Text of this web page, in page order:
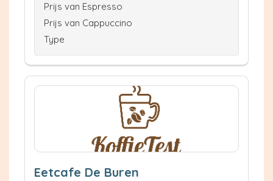
Prijs van Espresso
Prijs van Cappuccino
Type
Eetcafe De Buren